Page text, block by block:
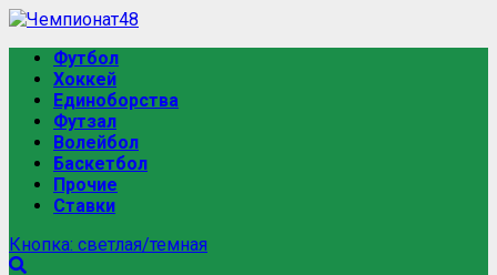
Футбол
Хоккей
Единоборства
Футзал
Волейбол
Баскетбол
Прочие
Ставки
Кнопка: светлая/темная